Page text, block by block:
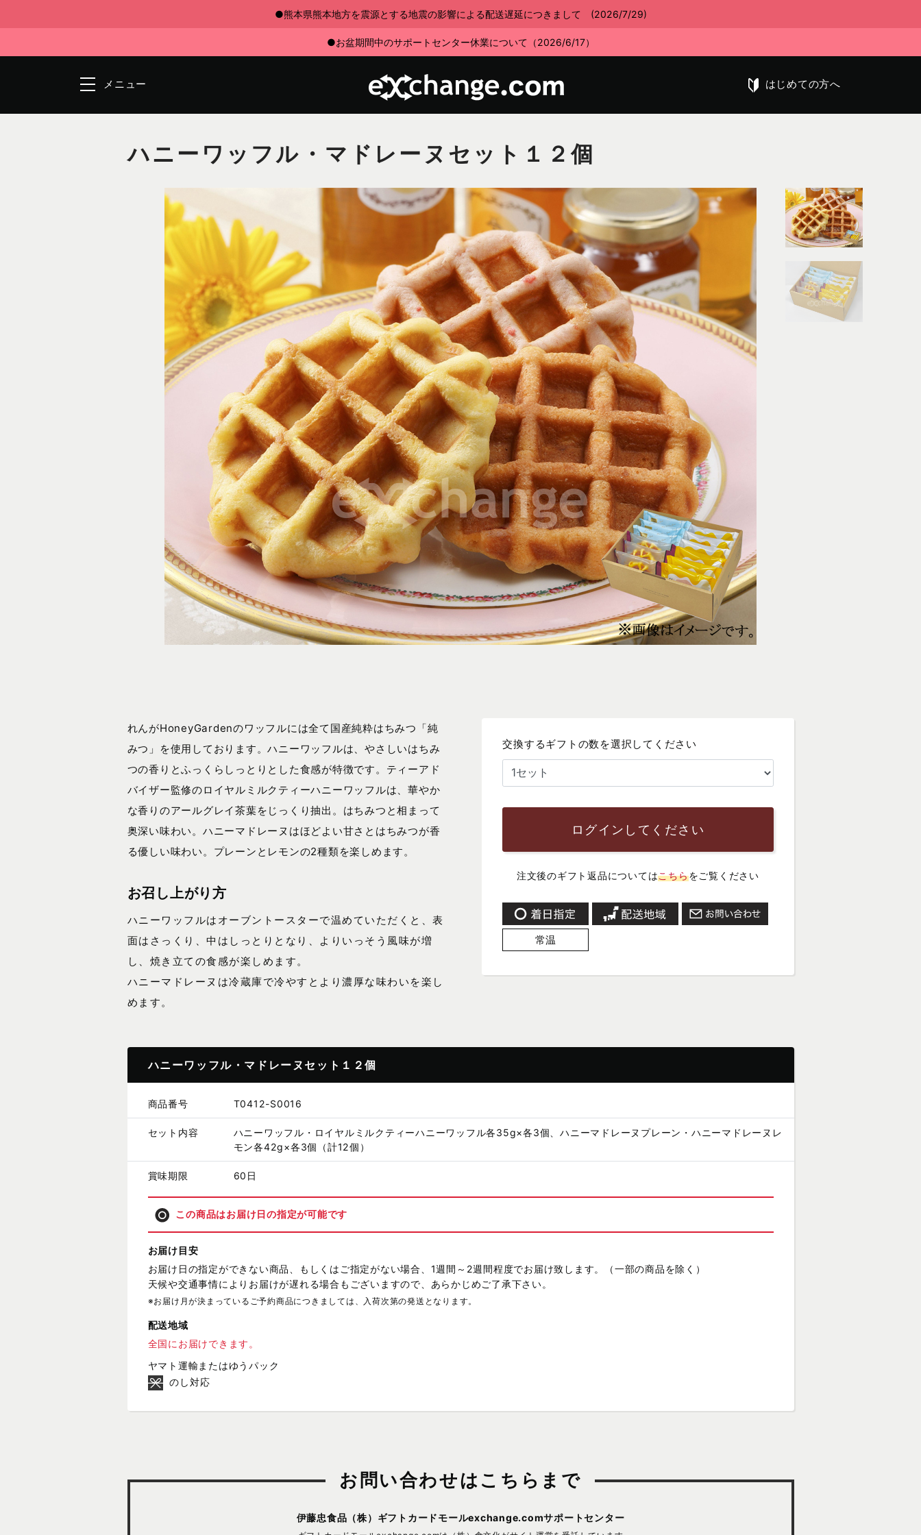
●熊本県熊本地方を震源とする地震の影響による配送遅延につきまして (2026/7/29)
●お盆期間中のサポートセンター休業について（2026/6/17）
メニュー はじめての方へ
ハニーワッフル・マドレーヌセット１２個
交換するギフトの数を選択してください
ログインしてください
注文後のギフト返品についてはこちらをご覧ください
常温
れんがHoneyGardenのワッフルには全て国産純粋はちみつ「純
みつ」を使用しております。ハニーワッフルは、やさしいはちみ
つの香りとふっくらしっとりとした食感が特徴です。ティーアド
バイザー監修のロイヤルミルクティーハニーワッフルは、華やか
な香りのアールグレイ茶葉をじっくり抽出。はちみつと相まって
奥深い味わい。ハニーマドレーヌはほどよい甘さとはちみつが香
る優しい味わい。プレーンとレモンの2種類を楽しめます。
お召し上がり方
ハニーワッフルはオーブントースターで温めていただくと、表
面はさっくり、中はしっとりとなり、よりいっそう風味が増
し、焼き立ての食感が楽しめます。
ハニーマドレーヌは冷蔵庫で冷やすとより濃厚な味わいを楽し
めます。
ハニーワッフル・マドレーヌセット１２個
商品番号 T0412-S0016
セット内容
ハニーワッフル・ロイヤルミルクティーハニーワッフル各35g×各3個、ハニーマドレーヌプレーン・ハニーマドレーヌレ
モン各42g×各3個（計12個）
賞味期限 60日
この商品はお届け日の指定が可能です
お届け目安
お届け日の指定ができない商品、もしくはご指定がない場合、1週間～2週間程度でお届け致します。（一部の商品を除く）
天候や交通事情によりお届けが遅れる場合もございますので、あらかじめご了承下さい。
※お届け月が決まっているご予約商品につきましては、入荷次第の発送となります。
配送地域
全国にお届けできます。
ヤマト運輸またはゆうパック
のし対応
お問い合わせはこちらまで
伊藤忠食品（株） ギフトカードモールexchange.comサポートセンター